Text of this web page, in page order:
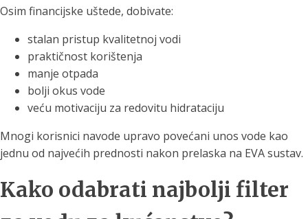
Osim financijske uštede, dobivate:
stalan pristup kvalitetnoj vodi
praktičnost korištenja
manje otpada
bolji okus vode
veću motivaciju za redovitu hidrataciju
Mnogi korisnici navode upravo povećani unos vode kao
jednu od najvećih prednosti nakon prelaska na EVA sustav.
Kako odabrati najbolji filter